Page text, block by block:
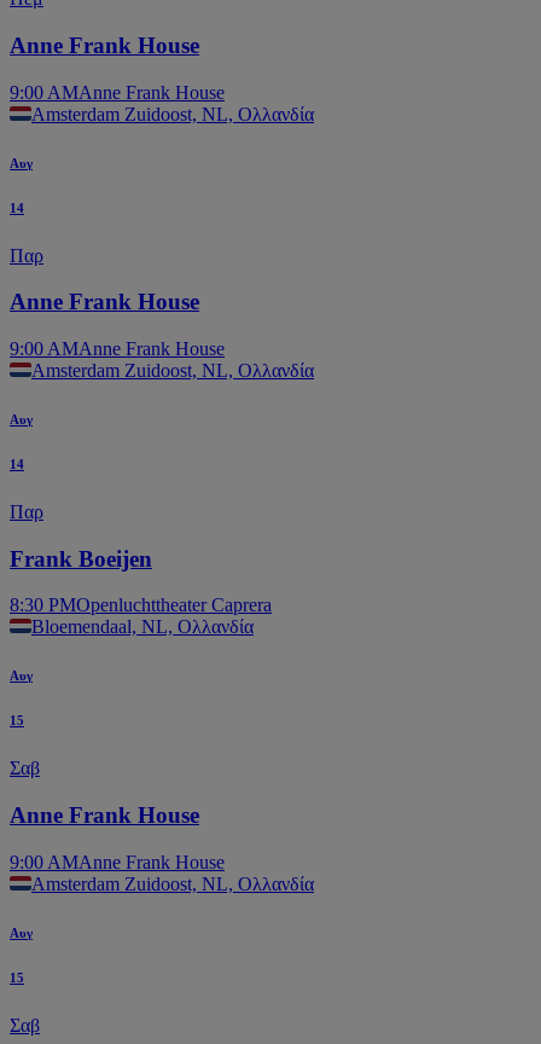
Anne Frank House
9:00 AMAnne Frank House
Amsterdam Zuidoost, NL, Ολλανδία
Αυγ
14
Παρ
Anne Frank House
9:00 AMAnne Frank House
Amsterdam Zuidoost, NL, Ολλανδία
Αυγ
14
Παρ
Frank Boeijen
8:30 PMOpenluchttheater Caprera
Bloemendaal, NL, Ολλανδία
Αυγ
15
Σαβ
Anne Frank House
9:00 AMAnne Frank House
Amsterdam Zuidoost, NL, Ολλανδία
Αυγ
15
Σαβ